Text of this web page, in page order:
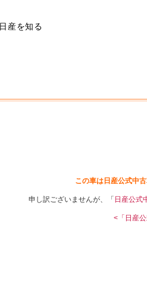
日産を知る
この車は日産公式中
申し訳ございませんが、「 日産公式
<「日産